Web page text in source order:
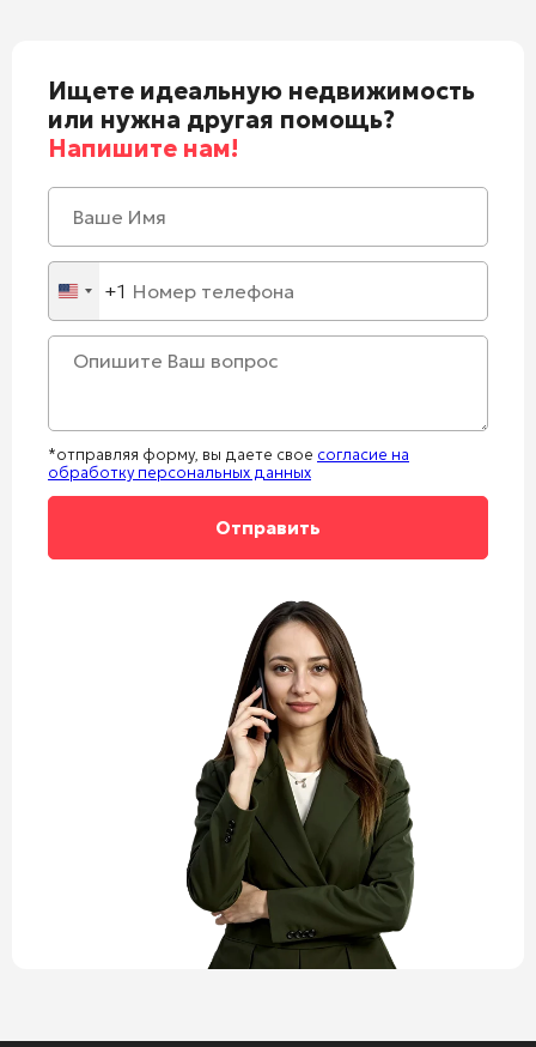
Ищете идеальную недвижимость
или нужна другая помощь?
Напишите нам!
United
States
+1
+1
*отправляя форму, вы даете свое согласие на
обработку персональных данных